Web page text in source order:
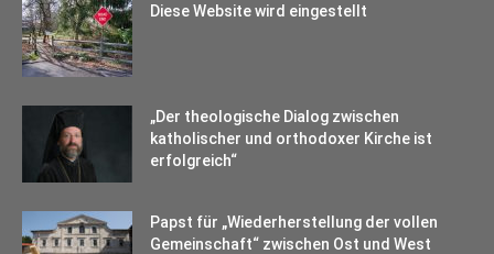
Diese Website wird eingestellt
„Der theologische Dialog zwischen
katholischer und orthodoxer Kirche ist
erfolgreich“
Papst für „Wiederherstellung der vollen
Gemeinschaft“ zwischen Ost und West